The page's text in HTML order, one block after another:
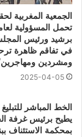
الجمعية المغربية
تحمل المسؤولية
برشيد ورئيس
في تفاقم ظاهرة
ومشردين
2025-04-05
الخط المباشر
يطيح برئيس غرفة
بمحكمة الاستئناف